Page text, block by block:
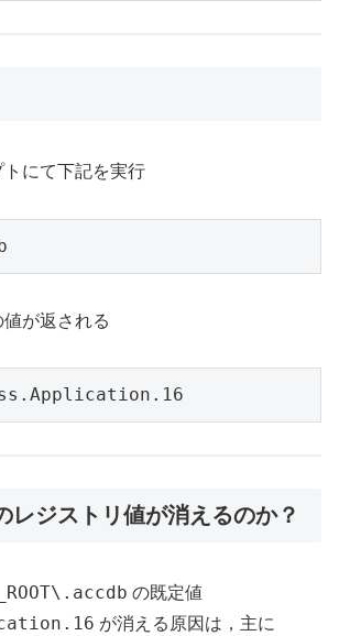
にて下記を実行
が返される
レジストリ値が消えるのか？
の既定値
が消える原因は，主に